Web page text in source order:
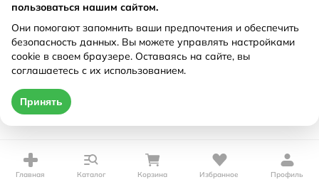
Рецепт
Не требуется
Главная Каталог Корзина Избранное Профиль
пользоваться нашим сайтом.
Они помогают запомнить ваши предпочтения и обеспечить
безопасность данных. Вы можете управлять настройками
cookie в своем браузере. Оставаясь на сайте, вы
соглашаетесь с их использованием.
Принять